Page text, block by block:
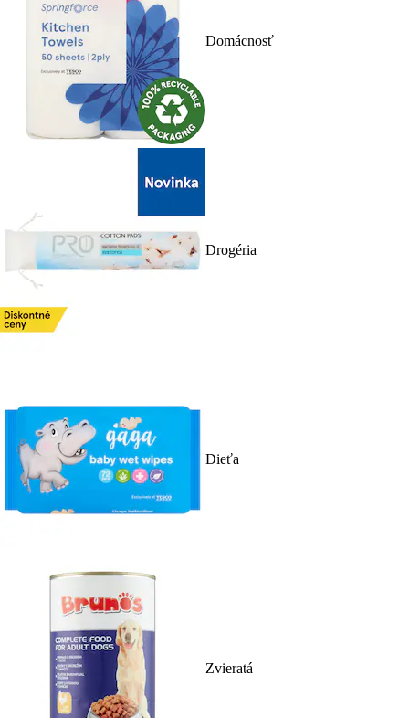
Domácnosť
Drogéria
Dieťa
Zvieratá